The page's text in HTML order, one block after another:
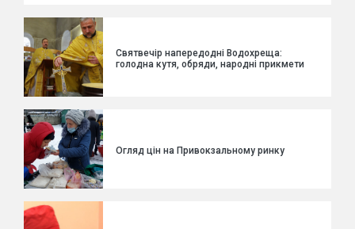
Святвечір напередодні Водохреща:
голодна кутя, обряди, народні прикмети
Огляд цін на Привокзальному ринку